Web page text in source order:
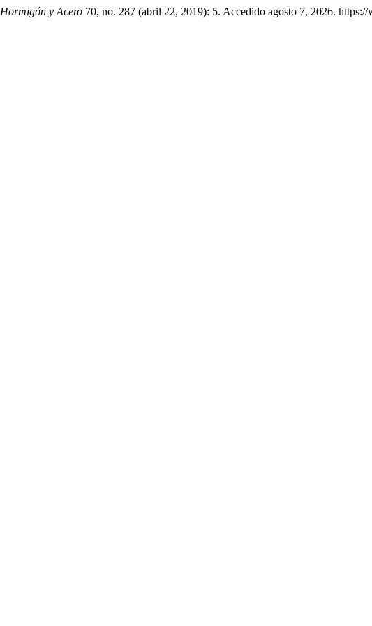
Hormigón y Acero 70, no. 287 (abril 22, 2019): 5. Accedido agosto 7, 2026.